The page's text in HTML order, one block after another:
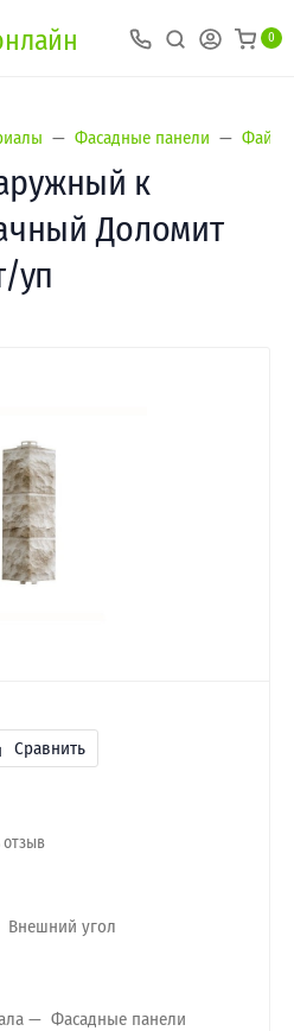
0
Фасадные панели
к
Доломит
уп
Сравнить
отзыв
Внешний угол
Фасадные панели